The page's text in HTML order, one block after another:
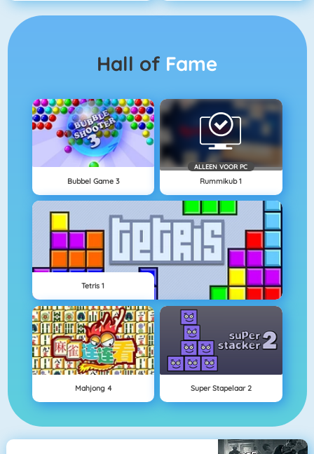
Hall of Fame
Bubbel Game 3
ALLEEN VOOR PC
Rummikub 1
Tetris 1
Mahjong 4 Super Stapelaar 2